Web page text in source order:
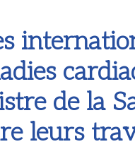
de la
leurs